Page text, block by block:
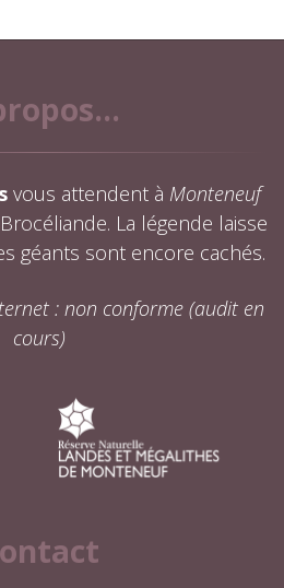
vous attendent à Monteneuf
La légende laisse
géants sont encore cachés.
: non conforme (audit en
cours)